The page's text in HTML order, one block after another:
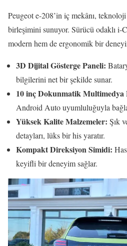
Peugeot e-208’in iç mekânı,
birleşimini sunuyor. Sürücü odaklı i-
modern hem de ergonomik bir
3D Dijital Gösterge Paneli:
bilgilerini net bir şekilde sunar.
10 inç Dokunmatik Multimedya
Android Auto uyumluluğuyla
Yüksek Kalite Malzemeler: Şık
detayları, lüks bir his yaratır.
Kompakt Direksiyon Simidi:
keyifli bir deneyim sağlar.